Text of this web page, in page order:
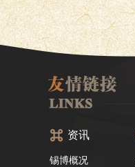
资讯
锡博概况